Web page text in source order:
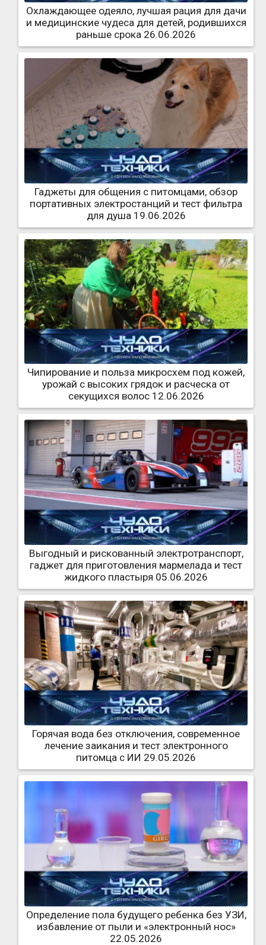
Охлаждающее одеяло, лучшая рация для дачи
и медицинские чудеса для детей, родившихся
раньше срока 26.06.2026
Гаджеты для общения с питомцами, обзор
портативных электростанций и тест фильтра
для душа 19.06.2026
Чипирование и польза микросхем под кожей,
урожай с высоких грядок и расческа от
секущихся волос 12.06.2026
Выгодный и рискованный электротранспорт,
гаджет для приготовления мармелада и тест
жидкого пластыря 05.06.2026
Горячая вода без отключения, современное
лечение заикания и тест электронного
питомца с ИИ 29.05.2026
Определение пола будущего ребенка без УЗИ,
избавление от пыли и «электронный нос»
22.05.2026